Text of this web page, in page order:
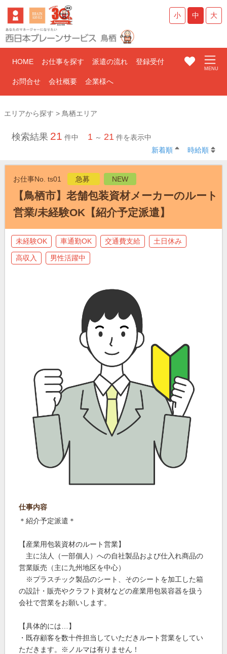
小 中 大
HOME お仕事を探す 派遣の流れ 登録受付
お問合せ 会社概要 企業様へ
エリアから探す > 鳥栖エリア
検索結果 21 件中 1 ～ 21 件を表示中
新着順
時給順
お仕事No. ts01 急募 NEW
【鳥栖市】老舗包装資材メーカーのルート
営業/未経験OK【紹介予定派遣】
未経験OK 車通勤OK 交通費支給 土日休み
高収入 男性活躍中
仕事内容
＊紹介予定派遣＊
【産業用包装資材のルート営業】
主に法人（一部個人）への自社製品および仕入れ商品の
営業販売（主に九州地区を中心）
※プラスチック製品のシート、そのシートを加工した箱
の設計・販売やクラフト資材などの産業用包装容器を扱う
会社で営業をお願いします。
【具体的には…】
・既存顧客を数十件担当していただきルート営業をしてい
ただきます。※ノルマは有りません！